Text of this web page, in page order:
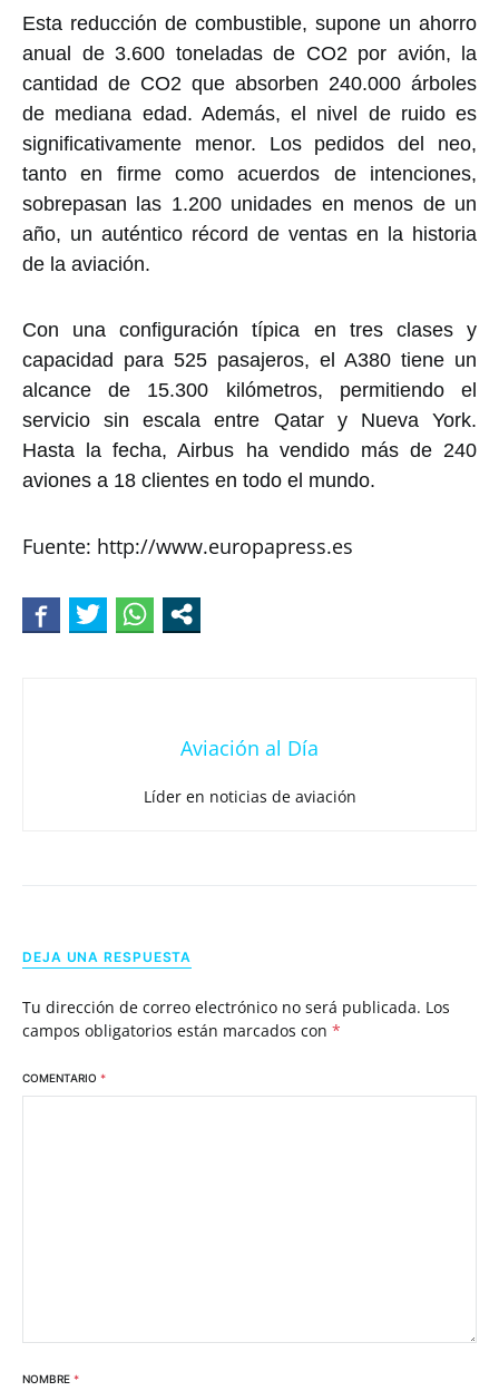
Esta reducción de combustible, supone un ahorro
anual de 3.600 toneladas de CO2 por avión, la
cantidad de CO2 que absorben 240.000 árboles
de mediana edad. Además, el nivel de ruido es
significativamente menor. Los pedidos del neo,
tanto en firme como acuerdos de intenciones,
sobrepasan las 1.200 unidades en menos de un
año, un auténtico récord de ventas en la historia
de la aviación.
Con una configuración típica en tres clases y
capacidad para 525 pasajeros, el A380 tiene un
alcance de 15.300 kilómetros, permitiendo el
servicio sin escala entre Qatar y Nueva York.
Hasta la fecha, Airbus ha vendido más de 240
aviones a 18 clientes en todo el mundo.
Fuente: http://www.europapress.es
Aviación al Día
Líder en noticias de aviación
DEJA UNA RESPUESTA
Tu dirección de correo electrónico no será publicada. Los
campos obligatorios están marcados con *
COMENTARIO *
NOMBRE *